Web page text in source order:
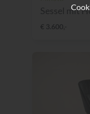
Sessel mit
€ 3.600,-